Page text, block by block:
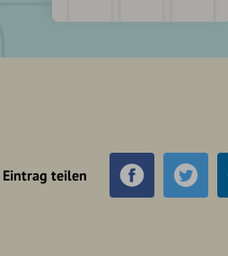
Eintrag teilen